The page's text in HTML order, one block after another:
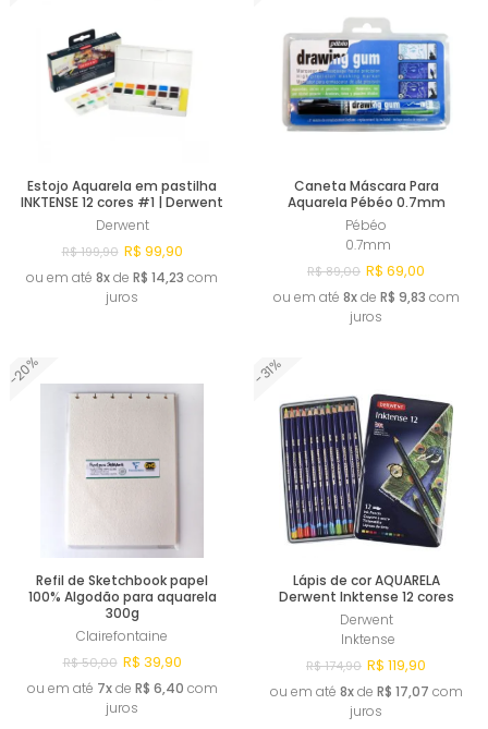
Estojo Aquarela em pastilha
INKTENSE 12 cores #1 | Derwent
Derwent
R$ 199,90 R$ 99,90
ou em até 8xde R$ 14,23 com
juros
Caneta Máscara Para
Aquarela Pébéo 0.7mm
Pébéo
0.7mm
R$ 89,00 R$ 69,00
ou em até 8xde R$ 9,83 com
juros
-20%
Refil de Sketchbook papel
100% Algodão para aquarela
300g
Clairefontaine
R$ 50,00 R$ 39,90
ou em até 7xde R$ 6,40 com
juros
-31%
Lápis de cor AQUARELA
Derwent Inktense 12 cores
Derwent
Inktense
R$ 174,90 R$ 119,90
ou em até 8xde R$ 17,07 com
juros